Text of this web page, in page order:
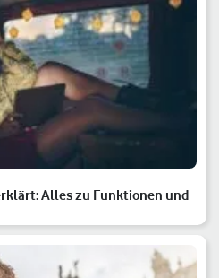
Alles zu Funktionen und